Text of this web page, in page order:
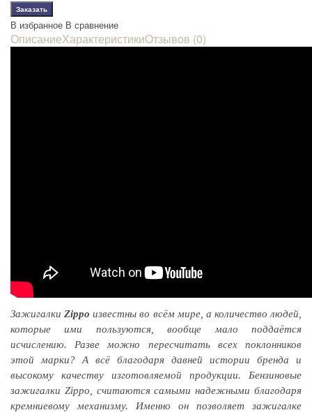
В избранное В сравнение
ОписаниеХарактеристикиОтзывов (0)
ЗажигалкиZippo известны во всём мире, а количество людей,
которые ими пользуются, вообще мало поддаётся
исчислению. Разве можно пересчитать всех поклонников
этой марки? А всё благодаря давней истории бренда и
высокому качеству изготовляемой продукции. Бензиновые
зажигалки Zippo, считаются самыми надежными благодаря
кремниевому механизму. Именно он позволяет зажигалке